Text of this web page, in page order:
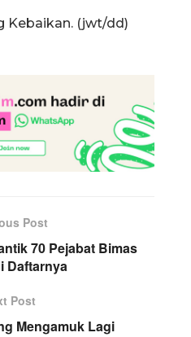
Kebaikan. (jwt/dd)
Post
70 Pejabat Bimas
Daftarnya
Post
Mengamuk Lagi